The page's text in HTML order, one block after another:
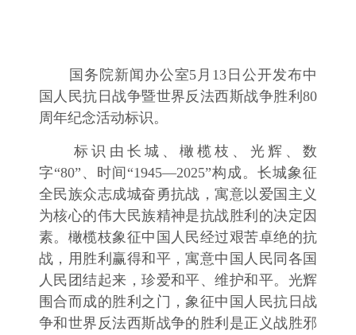
国务院新闻办公室5月13日公开发布中
国人民抗日战争暨世界反法西斯战争胜利80
周年纪念活动标识。
标识由长城、橄榄枝、光辉、数
字“80”、时间“1945—2025”构成。长城象征
全民族众志成城奋勇抗战，寓意以爱国主义
为核心的伟大民族精神是抗战胜利的决定因
素。橄榄枝象征中国人民经过艰苦卓绝的抗
战，用胜利赢得和平，寓意中国人民同各国
人民团结起来，珍爱和平、维护和平。光辉
围合而成的胜利之门，象征中国人民抗日战
争和世界反法西斯战争的胜利是正义战胜邪